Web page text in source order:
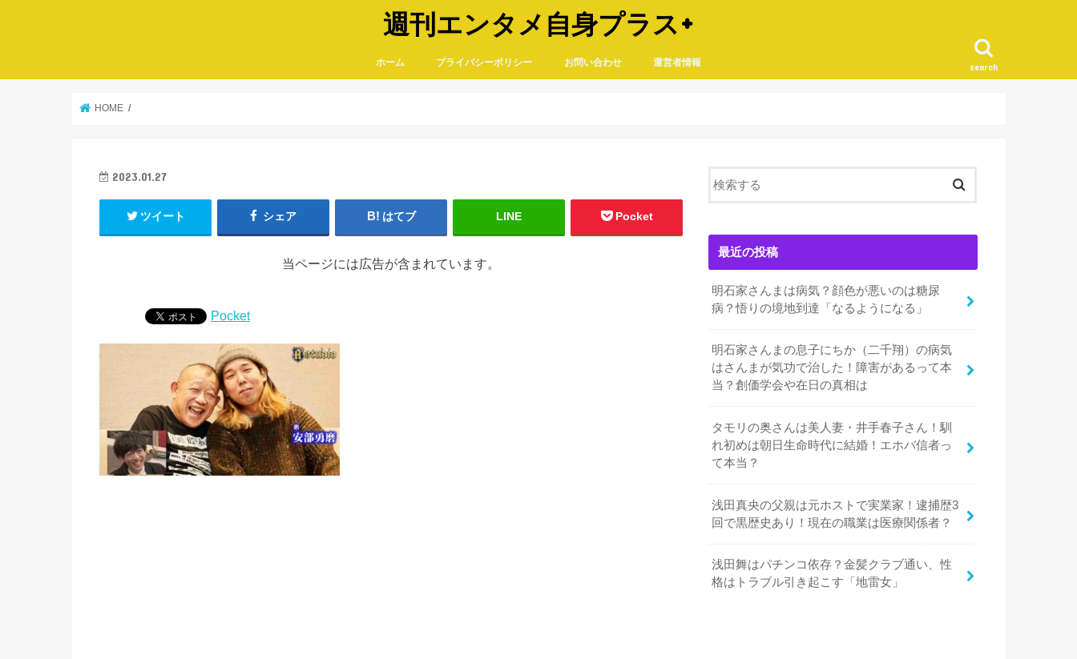
週刊エンタメ自身プラス+
search
ホーム プライバシーポリシー お問い合わせ 運営者情報
HOME
2023.01.27
ツイート シェア はてブ LINE Pocket
当ページには広告が含まれています。
Pocket
最近の投稿
明石家さんまは病気？顔色が悪いのは糖尿
病？悟りの境地到達「なるようになる」
明石家さんまの息子にちか（二千翔）の病気
はさんまが気功で治した！障害があるって本
当？創価学会や在日の真相は
タモリの奥さんは美人妻・井手春子さん！馴
れ初めは朝日生命時代に結婚！エホバ信者っ
て本当？
浅田真央の父親は元ホストで実業家！逮捕歴3
回で黒歴史あり！現在の職業は医療関係者？
浅田舞はパチンコ依存？金髪クラブ通い、性
格はトラブル引き起こす「地雷女」